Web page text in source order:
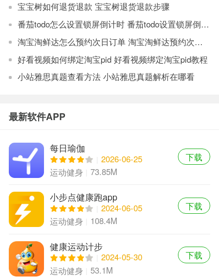
宝宝树如何退货退款 宝宝树退货退款步骤
番茄todo怎么设置锁屏倒计时 番茄todo设置锁屏倒计时方法
淘宝淘鲜达怎么预约次日订单 淘宝淘鲜达预约次日订单步骤
好看视频如何绑定淘宝pid 好看视频绑定淘宝pid教程
小站雅思真题查看方法 小站雅思真题解析在哪看
最新软件APP
每日瑜伽
2026-06-25
运动健身
73.85M
下载
小步点健康跑app
2024-06-05
运动健身
108.4M
下载
健康运动计步
2024-05-30
运动健身
53.1M
下载